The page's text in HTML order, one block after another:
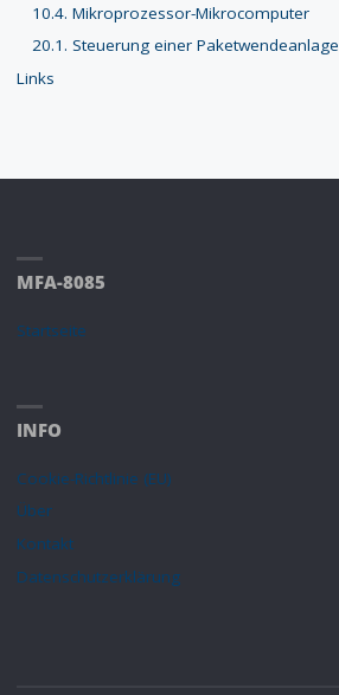
10.4. Mikroprozessor-Mikrocomputer
20.1. Steuerung einer Paketwendeanlage
Links
MFA-8085
Startseite
INFO
Cookie-Richtlinie (EU)
Über
Kontakt
Datenschutzerklärung